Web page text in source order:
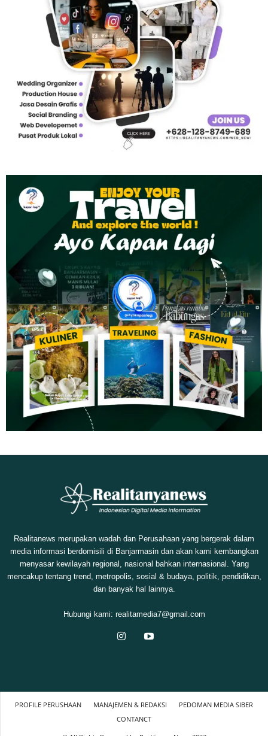
Realitanews merupakan wadah dan Perusahaan yang bergerak dalam
media informasi berdomisili di Banjarmasin dan akan kami kembangkan
menyasar kewilayah regional, nasional bahkan internasional. Yang
mencakup tentang trend, metropolis, sosial & budaya, politik, pendidikan,
dan banyak hal lainnya.
Hubungi kami: realitamedia7@gmail.com
PROFILE PERUSHAAN MANAJEMEN & REDAKSI
PEDOMAN MEDIA SIBER
CONTANCT